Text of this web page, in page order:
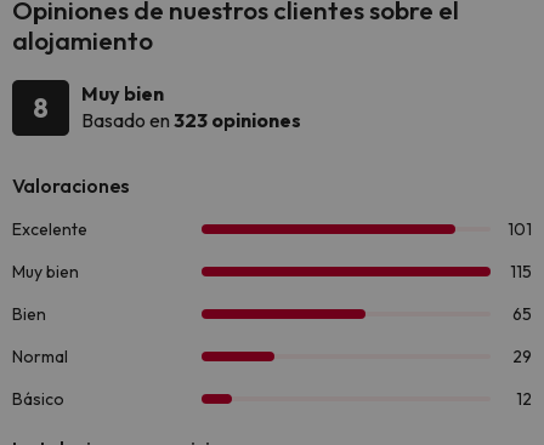
Opiniones de nuestros clientes sobre el
alojamiento
8
Muy bien
Basado en 323 opiniones